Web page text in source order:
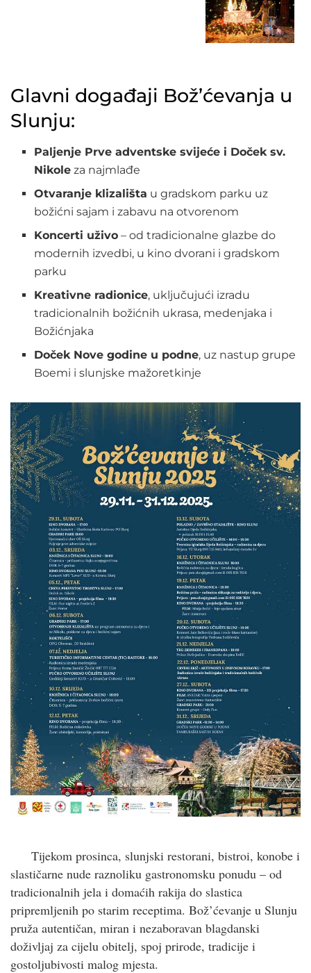
Glavni događaji Bož’ćevanja u
Slunju:
Paljenje Prve adventske svijeće i Doček sv.
Nikole za najmlađe
Otvaranje klizališta u gradskom parku uz
božićni sajam i zabavu na otvorenom
Koncerti uživo – od tradicionalne glazbe do
modernih izvedbi, u kino dvorani i gradskom
parku
Kreativne radionice, uključujući izradu
tradicionalnih božićnih ukrasa, medenjaka i
Božićnjaka
Doček Nove godine u podne, uz nastup grupe
Boemi i slunjske mažoretkinje
Tijekom prosinca, slunjski restorani, bistroi, konobe i
slastičarne nude raznoliku gastronomsku ponudu – od
tradicionalnih jela i domaćih rakija do slastica
pripremljenih po starim receptima. Bož’ćevanje u Slunju
pruža autentičan, miran i nezaboravan blagdanski
doživljaj za cijelu obitelj, spoj prirode, tradicije i
gostoljubivosti malog mjesta.